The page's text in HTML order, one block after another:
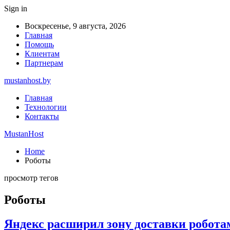
Sign in
Воскресенье, 9 августа, 2026
Главная
Помощь
Клиентам
Партнерам
mustanhost.by
Главная
Технологии
Контакты
MustanHost
Home
Роботы
просмотр тегов
Роботы
Яндекс расширил зону доставки